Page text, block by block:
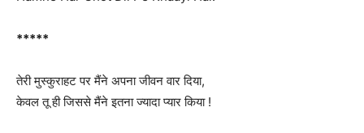
*****
तेरी मुस्कुराहट पर मैंने अपना जीवन वार दिया,
केवल तू ही जिससे मैंने इतना ज्यादा प्यार किया !